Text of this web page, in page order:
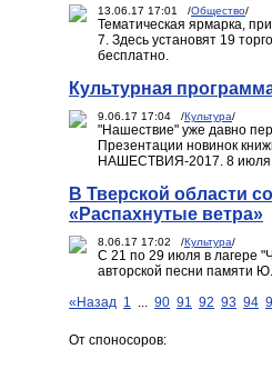
13.06.17 17:01 /Общество/
Тематическая ярмарка,
7. Здесь установят 19
бесплатно.
Культурная
9.06.17 17:04 /Культура/
"Нашествие" уже давно
Презентации новинок
НАШЕСТВИЯ-2017. 8 июля
В Тверской области
«Распахнутые ветра»
8.06.17 17:02 /Культура/
С 21 по 29 июля в лагере
авторской песни памяти
«Назад 1 ... 90 91 92 93 94
От споносоров: